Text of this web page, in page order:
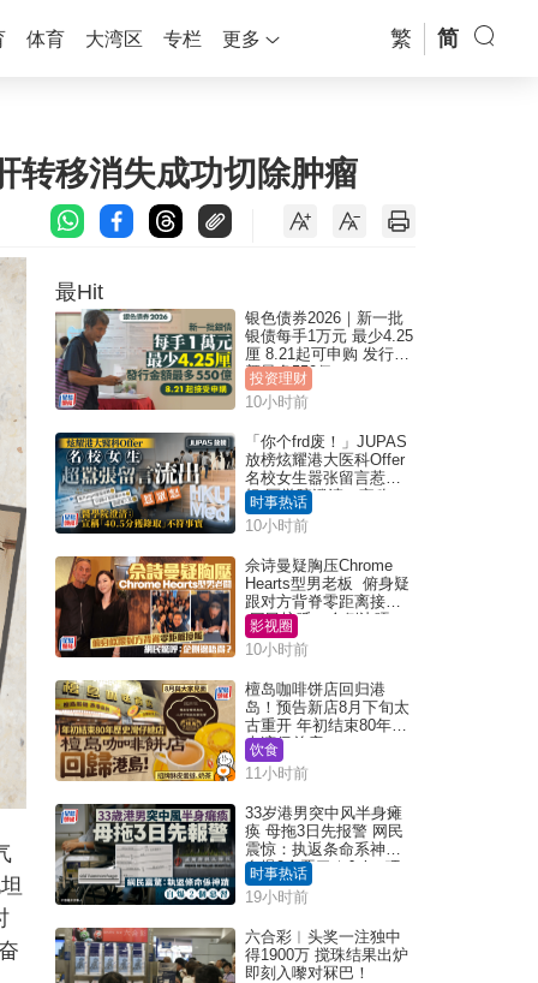
体育 大湾区 专栏 更多 繁 简
转移消失成功切除肿瘤
最Hit
银色债券2026｜新一批
银债每手1万元 最少4.25
厘 8.21起可申购 发行金
额最多550亿
投资理财
10小时前
「你个frd废！」JUPAS
放榜炫耀港大医科Offer
名校女生嚣张留言惹众
怒 医学院澄清：宣称
「40.5分获录取」不符事
实｜Juicy叮
时事热话
10小时前
佘诗曼疑胸压Chrome
Hearts型男老板 俯身疑
跟对方背脊零距离接触
网民惊呼：企侧边唔
得？
影视圈
10小时前
檀岛咖啡饼店回归港
岛！预告新店8月下旬太
古重开 年初结束80年历
史湾仔总店
饮食
11小时前
33岁港男突中风半身瘫
痪 母拖3日先报警 网民
震惊：执返条命系神迹
自爆2个恶习｜Juicy叮
时事热话
19小时前
六合彩︱头奖一注独中
得1900万 搅珠结果出炉
即刻入嚟对冧巴！